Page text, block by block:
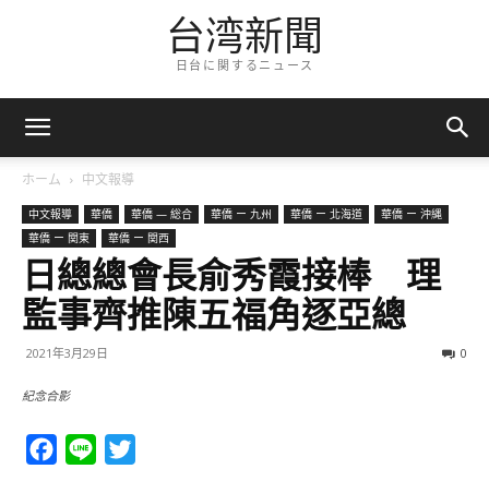
台湾新聞
日台に関するニュース
ホーム 中文報導
中文報導 華僑 華僑 — 総合 華僑 ー 九州 華僑 ー 北海道
華僑 ー 沖縄
華僑 ー 関東
華僑 ー 関西
日總總會長俞秀霞接棒 理
監事齊推陳五福角逐亞總
2021年3月29日 0
紀念合影
Facebook
Line